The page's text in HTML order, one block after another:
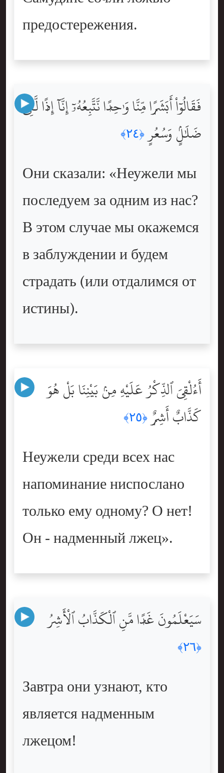
предостережения.
فَقَالُوٓاْ أَبَشَرًۭا مِّنَّا وَٰحِدًۭا نَّتَّبِعُهُۥٓ إِنَّآ إِذًۭا لَّفِى
ضَلَٰلٍۢ وَسُعُرٍ﴿٢٤﴾
Они сказали: «Неужели мы
последуем за одним из нас?
В этом случае мы окажемся
в заблуждении и будем
страдать (или отдалимся от
истины).
أَءُلْقِىَ ٱلذِّكْرُ عَلَيْهِ مِنۢ بَيْنِنَا بَلْ هُوَ
كَذَّابٌ أَشِرٌۭ ﴿٢٥﴾
Неужели среди всех нас
напоминание ниспослано
только ему одному? О нет!
Он - надменный лжец».
سَيَعْلَمُونَ غَدًۭا مَّنِ ٱلْكَذَّابُ ٱلْأَشِرُ
﴿٢٦﴾
Завтра они узнают, кто
является надменным
лжецом!